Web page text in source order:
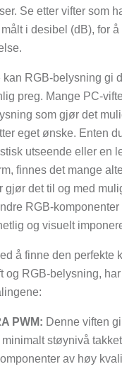
Se etter vifter som
i desibel (dB), for
kan RGB-belysning gi
preg. Mange PC-
som gjør det
eget ønske. Enten
utseende eller en
finnes det mange
gjør det til og med
RGB-
og visuelt
å finne den perfekte
og RGB-belysning,
PWM: Denne viften
støynivå
av høy